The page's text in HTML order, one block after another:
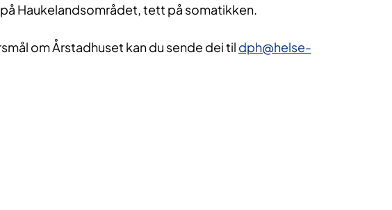
Haukelandsområdet, tett på somatikken.
om Årstadhuset kan du sende dei til dph@helse-